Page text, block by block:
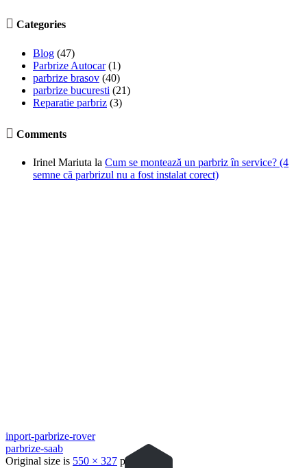
 Categories
Blog (47)
Parbrize Autocar(1)
parbrize brasov (40)
parbrize bucuresti (21)
Reparatie parbriz (3)
 Comments
Irinel Mariuta la Cum se montează un parbriz în service? (4
semne că parbrizul nu a fost instalat corect)
inport-parbrize-rover
parbrize-saab
Original size is 550 × 327 pixels